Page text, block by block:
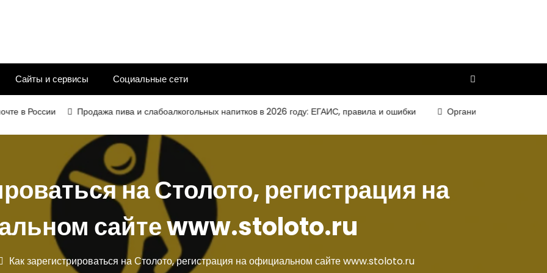
Сайты и сервисы Социальные сети
Продажа пива и слабоалкогольных напитков в 2026 году: ЕГАИС, правила и ошибки Организация и требования к
на Столото, регистрация на
сайте www.stoloto.ru
Как зарегистрироваться на Столото, регистрация на официальном сайте www.stoloto.ru